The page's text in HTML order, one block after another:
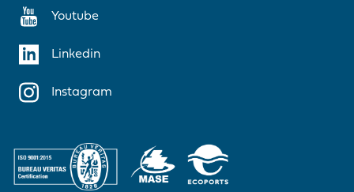
Youtube
Linkedin
Instagram